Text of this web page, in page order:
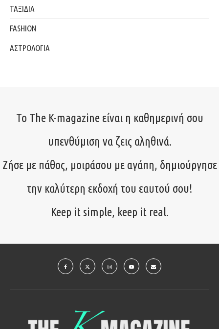
ΤΑΞΙΔΙΑ
FASHION
ΑΣΤΡΟΛΟΓΙΑ
Το The K-magazine είναι η καθημερινή σου
υπενθύμιση να ζεις αληθινά.
Ζήσε με πάθος, μοιράσου με αγάπη, δημιούργησε
την καλύτερη εκδοχή του εαυτού σου!
Keep it simple, keep it real.